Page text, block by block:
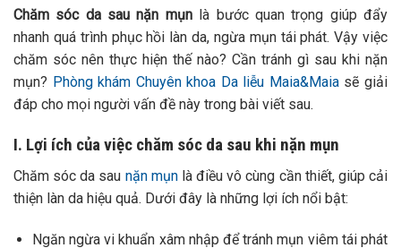
Chăm sóc da sau nặn mụn là bước quan trọng giúp đẩy
nhanh quá trình phục hồi làn da, ngừa mụn tái phát. Vậy việc
chăm sóc nên thực hiện thế nào? Cần tránh gì sau khi nặn
mụn? Phòng khám Chuyên khoa Da liễu Maia&Maiasẽ giải
đáp cho mọi người vấn đề này trong bài viết sau.
I. Lợi ích của việc chăm sóc da sau khi nặn mụn
Chăm sóc da sau nặn mụnlà điều vô cùng cần thiết, giúp cải
thiện làn da hiệu quả. Dưới đây là những lợi ích nổi bật:
Ngăn ngừa vi khuẩn xâm nhập để tránh mụn viêm tái phát